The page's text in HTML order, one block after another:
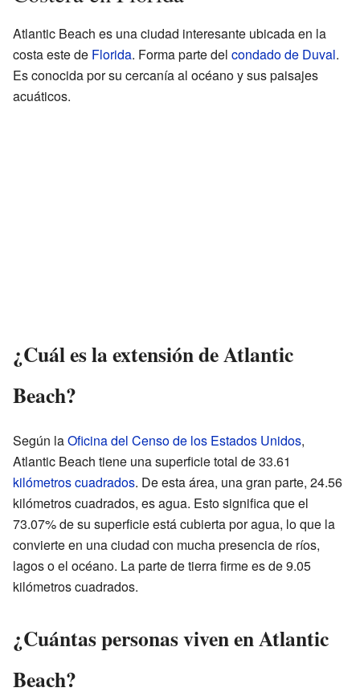
Atlantic Beach es una ciudad interesante ubicada en la
costa este de Florida. Forma parte del condado de Duval.
Es conocida por su cercanía al océano y sus paisajes
acuáticos.
¿Cuál es la extensión de Atlantic
Beach?
Según laOficina del Censo de los Estados Unidos,
Atlantic Beach tiene una superficie total de 33.61
kilómetros cuadrados. De esta área, una gran parte, 24.56
kilómetros cuadrados, es agua. Esto significa que el
73.07% de su superficie está cubierta por agua, lo que la
convierte en una ciudad con mucha presencia de ríos,
lagos o el océano. La parte de tierra firme es de 9.05
kilómetros cuadrados.
¿Cuántas personas viven en Atlantic
Beach?